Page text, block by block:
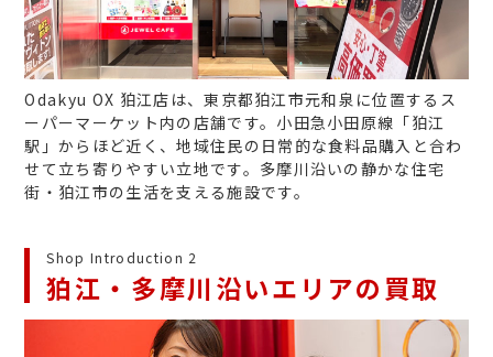
Odakyu OX 狛江店は、東京都狛江市元和泉に位置するス
ーパーマーケット内の店舗です。小田急小田原線「狛江
駅」からほど近く、地域住民の日常的な食料品購入と合わ
せて立ち寄りやすい立地です。多摩川沿いの静かな住宅
街・狛江市の生活を支える施設です。
Shop Introduction 2
狛江・多摩川沿いエリアの買取